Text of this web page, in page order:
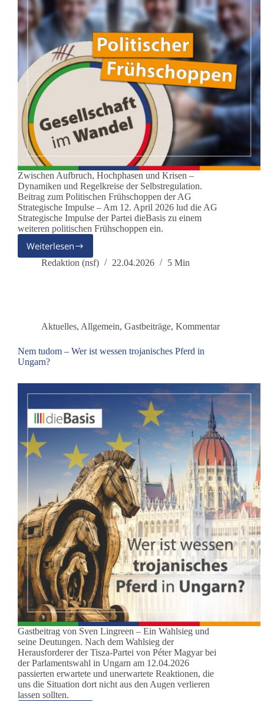
Zwischen Aufbruch, Hochphasen und Krisen –
Dynamiken und Regelkreise der Selbstregulation.
Beitrag zum Politischen Frühschoppen der AG
Strategische Impulse – Am 12. April 2026 lud die AG
Strategische Impulse der Partei dieBasis zu einem
weiteren politischen Frühschoppen ein.
WeiterlesenGesellschaft
im
Redaktion (nsf) 22.04.2026 5 Min
Aktuelles, Allgemein, Gastbeiträge, Kommentar
Nem tudom – Wer ist wessen trojanisches Pferd in
Ungarn?
Gastbeitrag von Sven Lingreen – Ein Wahlsieg und
seine Deutungen. Nach dem Wahlsieg der
Herausforderer der Tisza-Partei von Péter Magyar bei
der Parlamentswahl in Ungarn am 12.04.2026
passierten erwartete und unerwartete Reaktionen, die
uns die Situation dort nicht aus den Augen verlieren
lassen sollten.